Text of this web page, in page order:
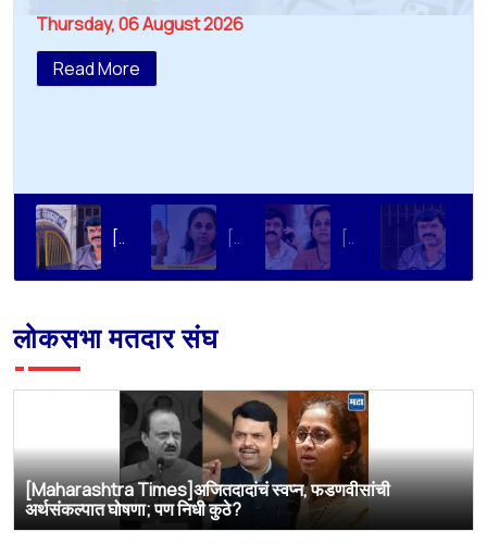
Thursday, 06 August 2026
Read More
[Loksatta]संतोष देशमुख हत्या प्रकरण : वाल्मिक कराडची रवानगी नागपूर कारागृहात करण्याची सुप्रिया सुळेंची मागणी [Dainik Prabhat]‘वाल्मिक कराडला बीड कारागृहातून नागपूरला हलवा’; सुप्रिया सुळेंची मुख्यमंत्र्यांकडे मोठी मागणी [Deshonnati]वाल्मिक कराडला बीड कारागृहातून नागपूरला हलवणार? सुप्रिया सुळे यांची मुख्यमंत्र्यांकडे मोठी मागणी
लोकसभा मतदार संघ
[Maharashtra Times]अजितदादांचं स्वप्न, फडणवीसांची
अर्थसंकल्पात घोषणा; पण निधी कुठे?